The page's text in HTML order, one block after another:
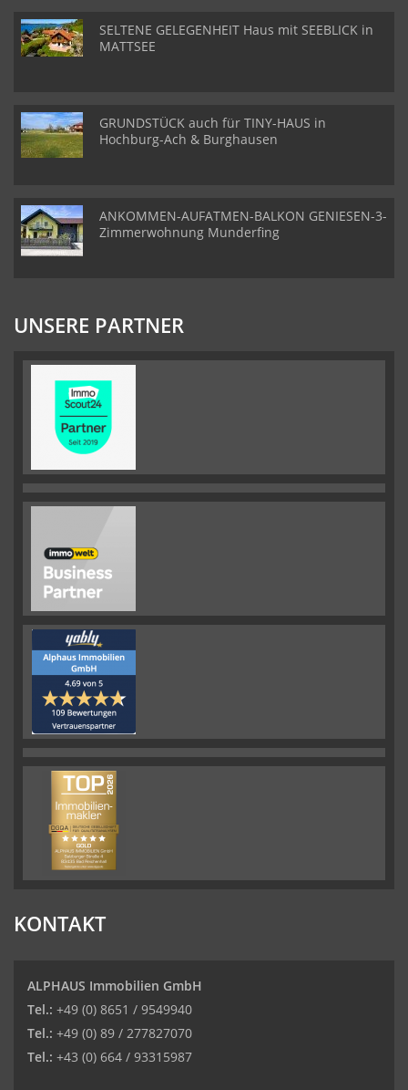
SELTENE GELEGENHEIT Haus mit SEEBLICK in
MATTSEE
GRUNDSTÜCK auch für TINY-HAUS in
Hochburg-Ach & Burghausen
ANKOMMEN-AUFATMEN-BALKON GENIESEN-3-
Zimmerwohnung Munderfing
UNSERE PARTNER
KONTAKT
ALPHAUS Immobilien GmbH
Tel.: +49 (0) 8651 / 9549940
Tel.: +49 (0) 89 / 277827070
Tel.: +43 (0) 664 / 93315987